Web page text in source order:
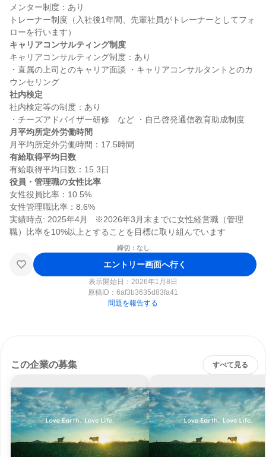
メンター制度：あり
トレーナー制度（入社後1年間、先輩社員がトレーナーとしてフォ
キャリアコンサルティング制度
キャリアコンサルティング制度：あり
・直属の上司とのキャリア面談 ・キャリアコンサルタントとのカ
社内検定
社内検定等の制度：あり
月平均所定外労働時間
有給取得平均日数
役員・管理職の女性比率
女性役員比率：10.5%
女性管理職比率：8.6%
実績時点: 2025年4月   ※2026年3月末までに女性経営職（管理
締切：なし
エントリー画面へ行く
表示開始日：2026年1月8日
原稿ID： 6af3b3635d83fa41
問題を報告する
この企業の募集 すべて見る